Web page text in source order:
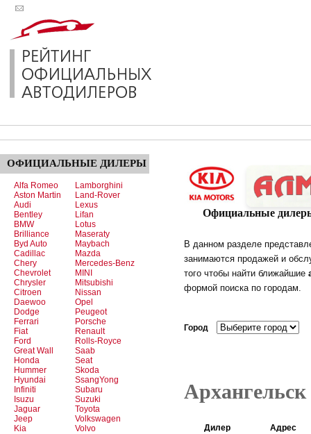
ОФИЦИАЛЬНЫЕ ДИЛЕРЫ
Alfa Romeo
Aston Martin
Audi
Bentley
BMW
Brilliance
Byd Auto
Cadillac
Chery
Chevrolet
Chrysler
Citroen
Daewoo
Dodge
Ferrari
Fiat
Ford
Great Wall
Honda
Hummer
Hyundai
Infiniti
Isuzu
Jaguar
Jeep
Kia
Lamborghini
Land-Rover
Lexus
Lifan
Lotus
Maseraty
Maybach
Mazda
Mercedes-Benz
MINI
Mitsubishi
Nissan
Opel
Peugeot
Porsche
Renault
Rolls-Royce
Saab
Seat
Skoda
SsangYong
Subaru
Suzuki
Toyota
Volkswagen
Volvo
Официальные
В данном разделе
занимаются продажей и
того чтобы найти ближайшие
формой поиска по городам.
Город
Архангельск
Дилер Адрес